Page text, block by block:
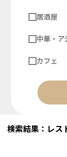
居酒屋
中華・ア
カフェ
検索結果：レス